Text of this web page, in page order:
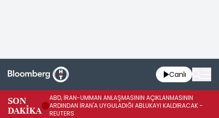
Canlı
SON
DAKİKA
ABD, İRAN-UMMAN ANLAŞMASININ AÇIKLANMASININ
ARDINDAN İRAN'A UYGULADIĞI ABLUKAYI KALDIRACAK -
REUTERS